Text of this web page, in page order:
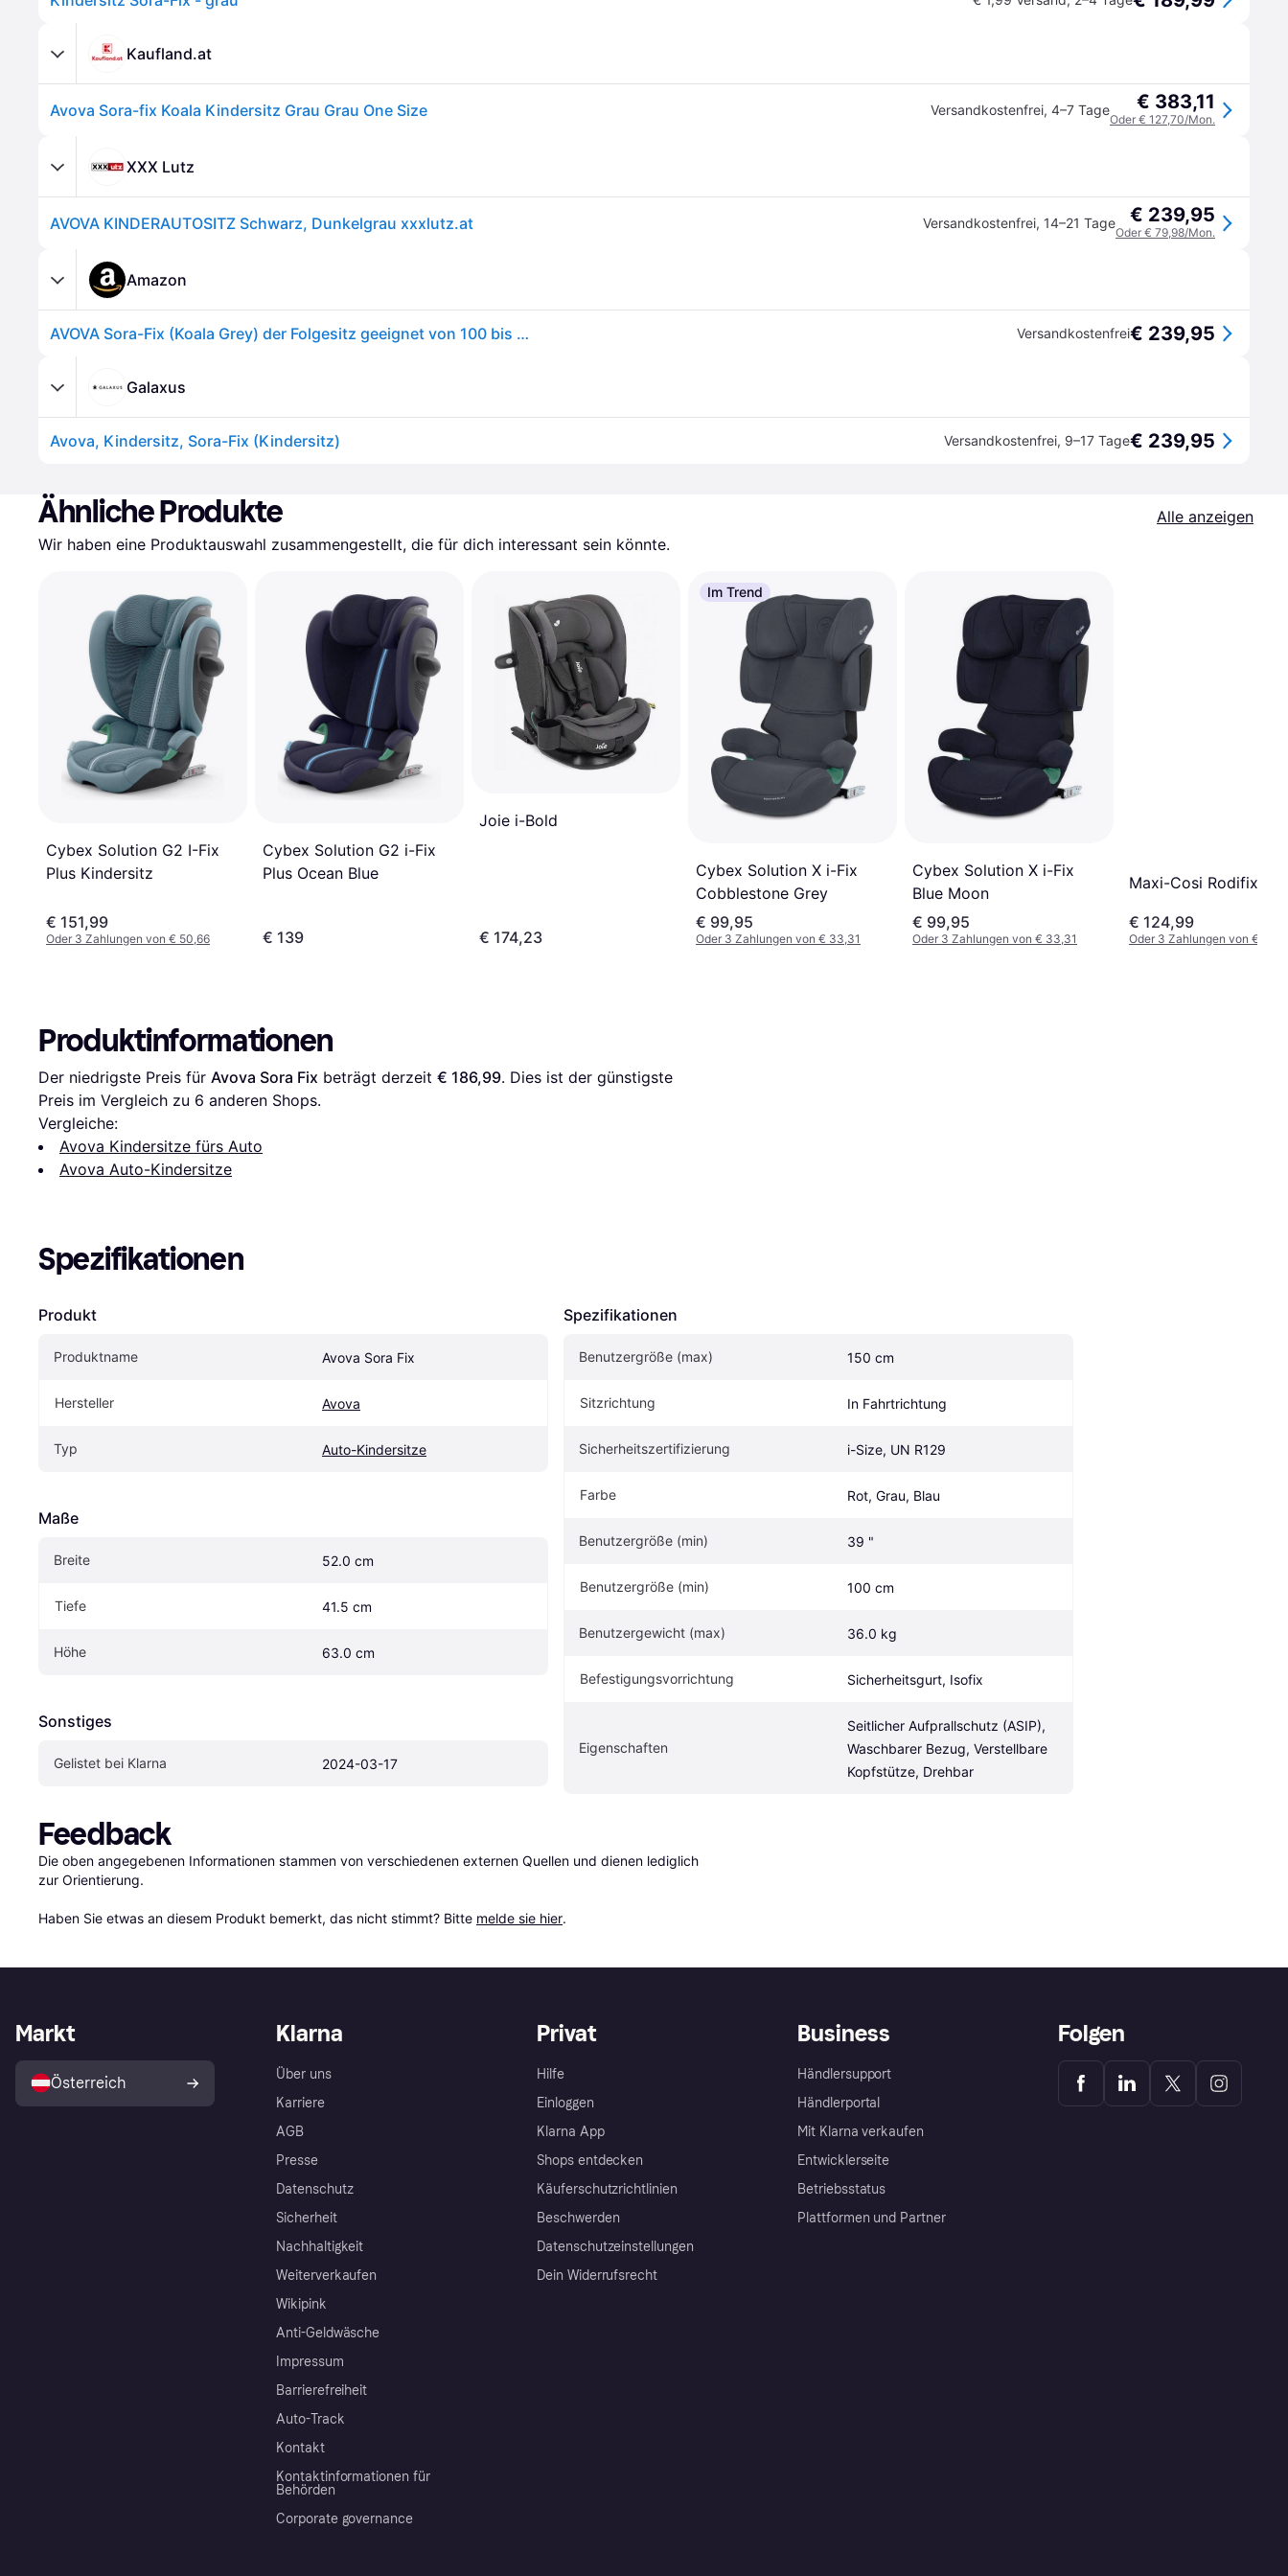
Kaufland.at
Avova Sora-fix Koala Kindersitz Grau Grau One Size Versandkostenfrei, 4–7 Tage € 383,11
Oder € 127,70/Mon.
XXX Lutz
AVOVA KINDERAUTOSITZ Schwarz, Dunkelgrau xxxlutz.at Versandkostenfrei, 14–21 Tage € 239,95
Oder € 79,98/Mon.
Amazon
AVOVA Sora-Fix (Koala Grey) der Folgesitz geeignet von 100 bis 150 cm, 4 bis 12 Jahre, mit Isofix, Booster Autositz Versandkostenfrei€ 239,95
Galaxus
Avova, Kindersitz, Sora-Fix (Kindersitz) Versandkostenfrei, 9–17 Tage€ 239,95
Ähnliche Produkte
Alle anzeigen
Wir haben eine Produktauswahl zusammengestellt, die für dich interessant sein könnte.
Cybex Solution G2 I-Fix
Plus Kindersitz
€ 151,99
Oder 3 Zahlungen von € 50,66
Cybex Solution G2 i-Fix
Plus Ocean Blue
€ 139
Joie i-Bold
€ 174,23
Im Trend
Cybex Solution X i-Fix
Cobblestone Grey
€ 99,95
Oder 3 Zahlungen von € 33,31
Cybex Solution X i-Fix
Blue Moon
€ 99,95
Oder 3 Zahlungen von € 33,31
Maxi-Cosi Rodifix M
€ 124,99
Oder 3 Zahlungen von €
Produktinformationen
Der niedrigste Preis für Avova Sora Fix beträgt derzeit € 186,99. Dies ist der günstigste
Preis im Vergleich zu 6 anderen Shops.
Vergleiche:
Avova Kindersitze fürs Auto
Avova Auto-Kindersitze
Spezifikationen
Produkt
Produktname Avova Sora Fix
Hersteller Avova
Typ Auto-Kindersitze
Maße
Breite 52.0 cm
Tiefe 41.5 cm
Höhe 63.0 cm
Sonstiges
Gelistet bei Klarna 2024-03-17
Spezifikationen
Benutzergröße (max) 150 cm
Sitzrichtung In Fahrtrichtung
Sicherheitszertifizierung i-Size, UN R129
Farbe Rot, Grau, Blau
Benutzergröße (min) 39 "
Benutzergröße (min) 100 cm
Benutzergewicht (max) 36.0 kg
Befestigungsvorrichtung Sicherheitsgurt, Isofix
Eigen­schaften
Seitlicher Aufprallschutz (ASIP),
Waschbarer Bezug, Verstellbare
Kopfstütze, Drehbar
Feedback
Die oben angegebenen Informationen stammen von verschiedenen externen Quellen und dienen lediglich
zur Orientierung.
Haben Sie etwas an diesem Produkt bemerkt, das nicht stimmt? Bitte melde sie hier.
Klarna
Über uns
Karriere
AGB
Presse
Datenschutz
Sicherheit
Nachhaltigkeit
Weiterverkaufen
Wikipink
Anti-Geldwäsche
Impressum
Barrierefreiheit
Auto-Track
Kontakt
Kontaktinformationen für
Behörden
Corporate governance
Privat
Hilfe
Einloggen
Klarna App
Shops entdecken
Käuferschutzrichtlinien
Beschwerden
Datenschutzeinstellungen
Dein Widerrufsrecht
Business
Händlersupport
Händlerportal
Mit Klarna verkaufen
Entwicklerseite
Betriebsstatus
Plattformen und Partner
Markt
Österreich
Folgen